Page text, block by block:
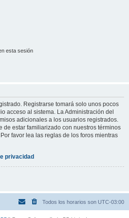
esta sesión
Registrarse tomará solo unos pocos
acceso al sistema. La Administración del
adicionales a los usuarios registrados.
de estar familiarizado con nuestros términos
favor lea las reglas de los foros mientras
privacidad
Todos los horarios son UTC-03:00